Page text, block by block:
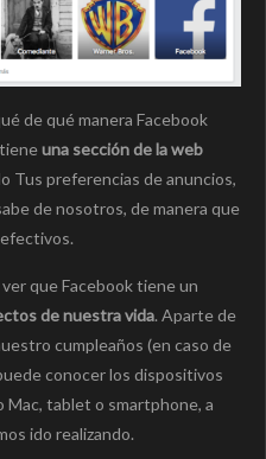
de qué manera Facebook
una sección de la web
Tus preferencias de anuncios,
de nosotros, de manera que
que Facebook tiene un
de nuestra vida. Aparte de
cumpleaños (en caso de
conocer los dispositivos
Mac, tablet o smartphone, a
ido realizando.